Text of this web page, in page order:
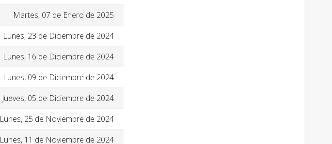
Martes, 07 de Enero de 2025
Lunes, 23 de Diciembre de 2024
Lunes, 16 de Diciembre de 2024
Lunes, 09 de Diciembre de 2024
Jueves, 05 de Diciembre de 2024
Lunes, 25 de Noviembre de 2024
Lunes, 11 de Noviembre de 2024